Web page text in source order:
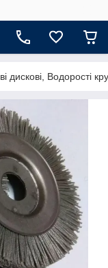
дискові, Водорості